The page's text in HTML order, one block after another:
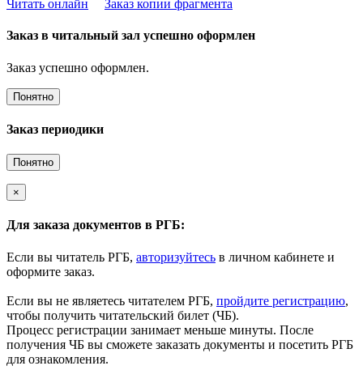
Читать онлайн
Заказ копии фрагмента
Заказ в читальный зал успешно оформлен
Заказ успешно оформлен.
Понятно
Заказ периодики
Понятно
×
Для заказа документов в РГБ:
Если вы читатель РГБ, авторизуйтесь в личном кабинете и
оформите заказ.
Если вы не являетесь читателем РГБ, пройдите регистрацию,
чтобы получить читательский билет (ЧБ).
Процесс регистрации занимает меньше минуты. После
получения ЧБ вы сможете заказать документы и посетить РГБ
для ознакомления.